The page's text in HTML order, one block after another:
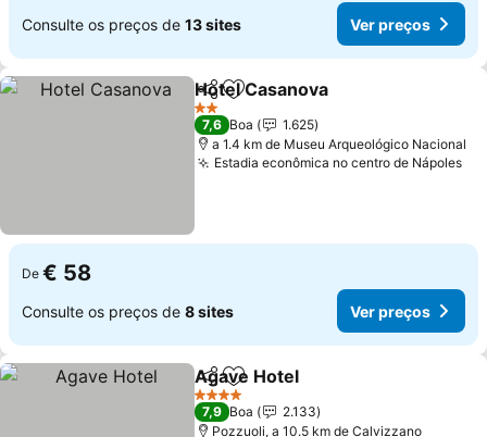
Consulte os preços de 13 sites Ver preços
PartilharAdicionar aos favoritos
Hotel Casanova
2 Estrelas
7,6 Boa
1.625
a 1.4 km de Museu Arqueológico Nacional
Estadia econômica no centro de Nápoles
De € 58
Consulte os preços de 8 sites Ver preços
PartilharAdicionar aos favoritos
Agave Hotel
4 Estrelas
7,9 Boa
2.133
Pozzuoli, a 10.5 km de Calvizzano